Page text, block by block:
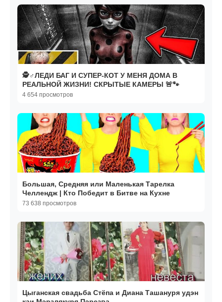
🕵️♂️ЛЕДИ БАГ И СУПЕР-КОТ У МЕНЯ ДОМА В
РЕАЛЬНОЙ ЖИЗНИ! СКРЫТЫЕ КАМЕРЫ 🚨🐾
4 654 просмотров
Большая, Средняя или Маленькая Тарелка
Челлендж | Кто Победит в Битве на Кухне
73 638 просмотров
Цыганская свадьба Стёпа и Диана Ташануря удэн